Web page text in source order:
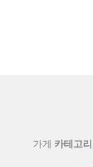
가게 카테고